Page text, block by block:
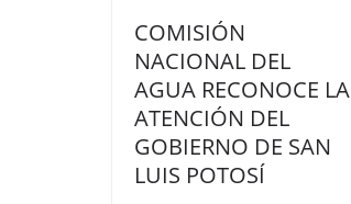
COMISIÓN
NACIONAL DEL
AGUA RECONOCE LA
ATENCIÓN DEL
GOBIERNO DE SAN
LUIS POTOSÍ